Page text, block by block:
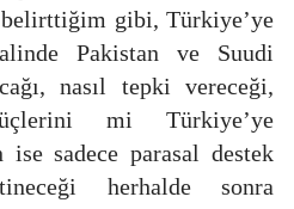
belirttiğim gibi, Türkiye’ye
Pakistan ve Suudi
nasıl tepki vereceği,
mi Türkiye’ye
ise sadece parasal destek
herhalde sonra